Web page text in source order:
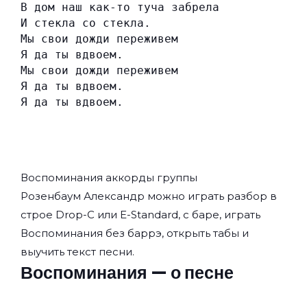
В дом наш как-то туча забрела
И стекла со стекла.
Мы свои дожди переживем
Я да ты вдвоем.
Мы свои дожди переживем
Я да ты вдвоем.
Я да ты вдвоем.
Воспоминания аккорды группы
Розенбаум Александр можно играть разбор в
строе Drop-C или E-Standard, с баре, играть
Воспоминания без баррэ, открыть табы и
выучить текст песни.
Воспоминания — о песне